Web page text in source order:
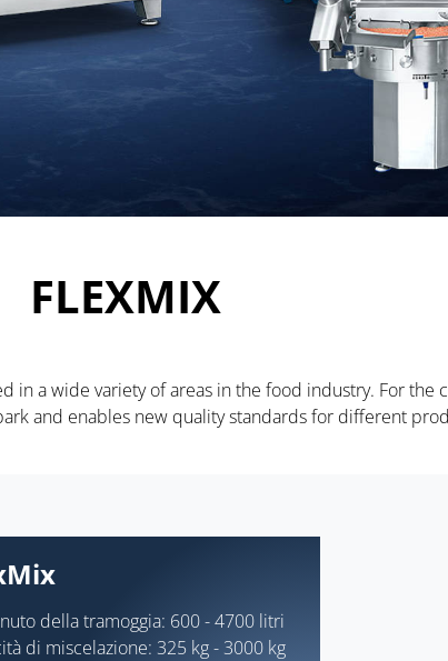
FLEXMIX
in a wide variety of areas in the food industry. For the
and enables new quality standards for different
della tramoggia: 600 - 4700 litri
di miscelazione: 325 kg - 3000 kg